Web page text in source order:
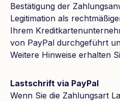
Bestätigung der
Legitimation als
Ihrem
von PayPal durchgeführt
Weitere Hinweise erhalten
Lastschrift via PayPal
Wenn Sie die Zahlungsart